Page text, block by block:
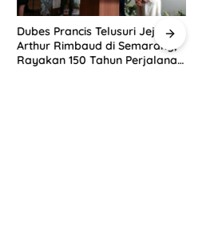
Dubes Prancis Telusuri Jejak
Arthur Rimbaud di Semarang,
Rayakan 150 Tahun Perjalanan